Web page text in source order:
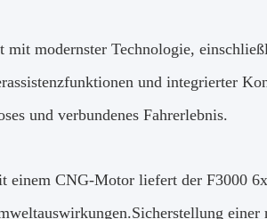
mit modernster Technologie,
und integrierter
und verbundenes Fahrerlebnis.
einem CNG-Motor liefert der F3000
einer